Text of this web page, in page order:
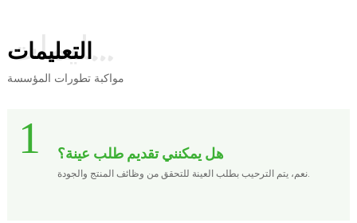
التعليماتالتعليمات
مواكبة تطورات المؤسسة
1 هل يمكنني تقديم طلب عينة؟
نعم، يتم الترحيب بطلب العينة للتحقق من وظائف المنتج والجودة.